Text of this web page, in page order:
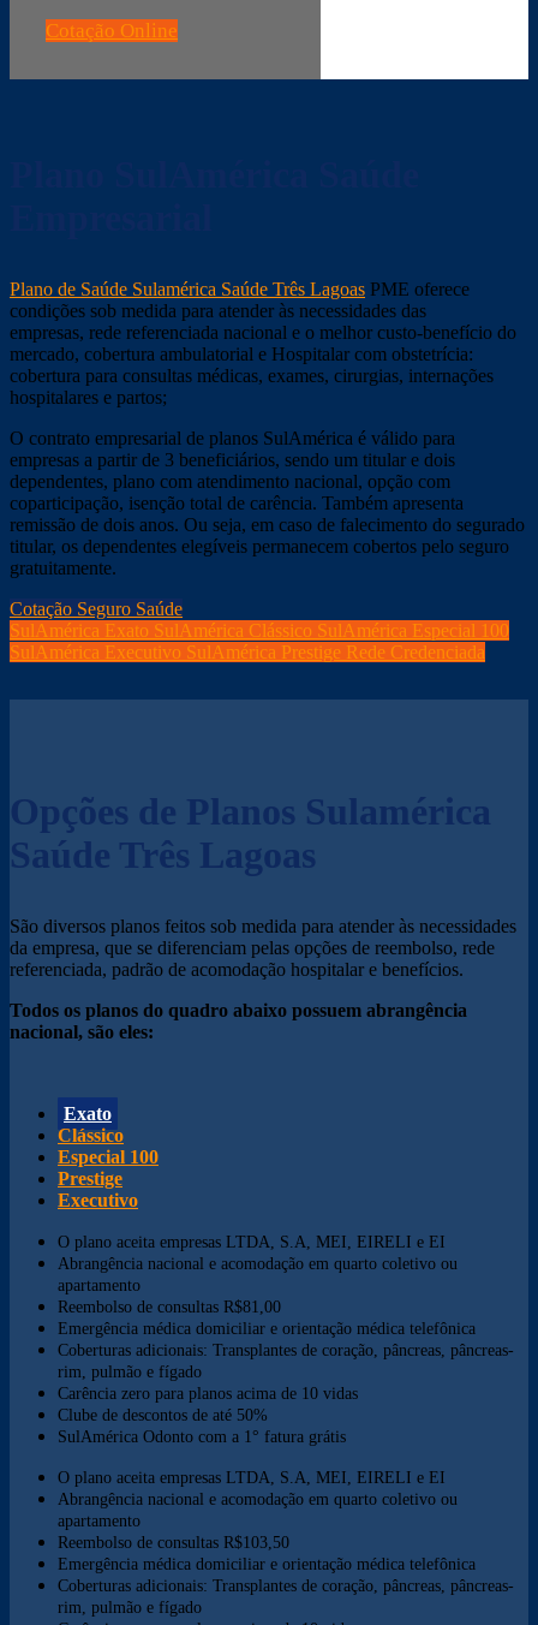
Cotação Online
Plano de Saúde Sulamérica Saúde Três Lagoas PME oferece
condições sob medida para atender às necessidades das
empresas, rede referenciada nacional e o melhor custo-benefício do
mercado, cobertura ambulatorial e Hospitalar com obstetrícia:
cobertura para consultas médicas, exames, cirurgias, internações
hospitalares e partos;
O contrato empresarial de planos SulAmérica é válido para
empresas a partir de 3 beneficiários, sendo um titular e dois
dependentes, plano com atendimento nacional, opção com
coparticipação, isenção total de carência. Também apresenta
remissão de dois anos. Ou seja, em caso de falecimento do segurado
titular, os dependentes elegíveis permanecem cobertos pelo seguro
gratuitamente.
Cotação Seguro Saúde
SulAmérica Exato SulAmérica Clássico SulAmérica Especial 100
SulAmérica Executivo SulAmérica Prestige Rede Credenciada
Opções de Planos Sulamérica
Saúde Três Lagoas
São diversos planos feitos sob medida para atender às necessidades
da empresa, que se diferenciam pelas opções de reembolso, rede
referenciada, padrão de acomodação hospitalar e benefícios.
Todos os planos do quadro abaixo possuem abrangência
nacional, são eles:
Exato
Clássico
Especial 100
Prestige
Executivo
O plano aceita empresas LTDA, S.A, MEI, EIRELI e EI
Abrangência nacional e acomodação em quarto coletivo ou
apartamento
Reembolso de consultas R$81,00
Emergência médica domiciliar e orientação médica telefônica
Coberturas adicionais: Transplantes de coração, pâncreas, pâncreas-
rim, pulmão e fígado
Carência zero para planos acima de 10 vidas
Clube de descontos de até 50%
SulAmérica Odonto com a 1° fatura grátis
O plano aceita empresas LTDA, S.A, MEI, EIRELI e EI
Abrangência nacional e acomodação em quarto coletivo ou
apartamento
Reembolso de consultas R$103,50
Emergência médica domiciliar e orientação médica telefônica
Coberturas adicionais: Transplantes de coração, pâncreas, pâncreas-
rim, pulmão e fígado